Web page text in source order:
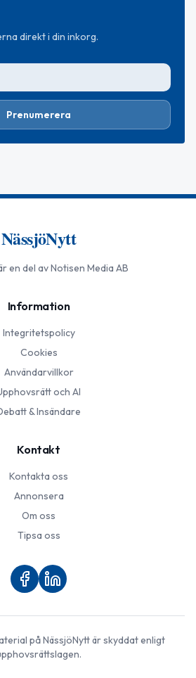
direkt i din inkorg.
Prenumerera
NässjöNytt
en del av Notisen Media AB
Information
Integritetspolicy
Cookies
Användarvillkor
och AI
& Insändare
Kontakt
Kontakta oss
Annonsera
Om oss
Tipsa oss
påNässjöNyttär skyddat enligt